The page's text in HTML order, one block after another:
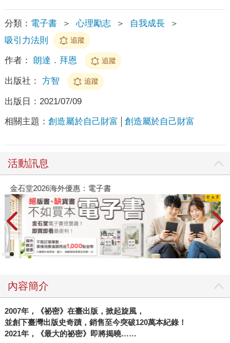
分類： 電子書 ＞ 心理勵志 ＞ 自我成長
＞
吸引力法則
追蹤
作者： 朗達．拜恩 追蹤
出版社： 方智 追蹤
出版日： 2021/07/09
相關主題： 創造屬於自己財富 創造屬於自己財富
活動訊息
金石堂2026海外優惠：電子書
內容簡介
2007年，《祕密》在臺出版，掀起旋風，
並創下臺灣出版史奇蹟，銷售至今突破120萬本紀錄！
2021年，《最大的祕密》即將揭曉……